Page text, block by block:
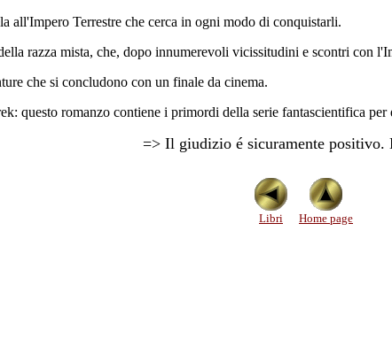
all'Impero Terrestre che cerca in ogni modo di conquistarli.
razza mista, che, dopo innumerevoli vicissitudini e scontri con
che si concludono con un finale da cinema.
questo romanzo contiene i primordi della serie fantascientifica
=> Il giudizio é sicuramente positivo.
Libri Home page